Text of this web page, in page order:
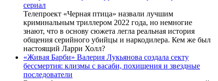
сериал
Телепроект «Черная птица» назвали лучшим
криминальным триллером 2022 года, но немногие
знают, что в основу сюжета легла реальная история
общения серийного убийцы и наркодилера. Кем же был
настоящий Ларри Холл?
«Живая Барби» Валерия Лукьянова создала секту
бессмертия: клизмы с васаби, похищения и звездные
последователи